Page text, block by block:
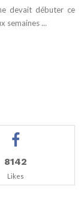
devait débuter ce
semaines ...
8142
Likes